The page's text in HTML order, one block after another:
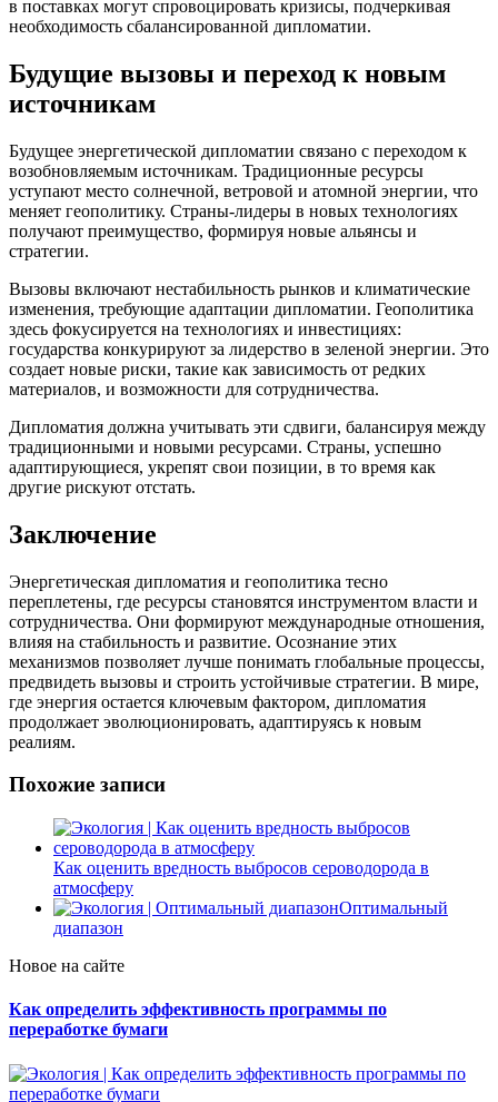
в поставках могут спровоцировать кризисы, подчеркивая
необходимость сбалансированной дипломатии.
Будущие вызовы и переход к новым
источникам
Будущее энергетической дипломатии связано с переходом к
возобновляемым источникам. Традиционные ресурсы
уступают место солнечной, ветровой и атомной энергии, что
меняет геополитику. Страны-лидеры в новых технологиях
получают преимущество, формируя новые альянсы и
стратегии.
Вызовы включают нестабильность рынков и климатические
изменения, требующие адаптации дипломатии. Геополитика
здесь фокусируется на технологиях и инвестициях:
государства конкурируют за лидерство в зеленой энергии. Это
создает новые риски, такие как зависимость от редких
материалов, и возможности для сотрудничества.
Дипломатия должна учитывать эти сдвиги, балансируя между
традиционными и новыми ресурсами. Страны, успешно
адаптирующиеся, укрепят свои позиции, в то время как
другие рискуют отстать.
Заключение
Энергетическая дипломатия и геополитика тесно
переплетены, где ресурсы становятся инструментом власти и
сотрудничества. Они формируют международные отношения,
влияя на стабильность и развитие. Осознание этих
механизмов позволяет лучше понимать глобальные процессы,
предвидеть вызовы и строить устойчивые стратегии. В мире,
где энергия остается ключевым фактором, дипломатия
продолжает эволюционировать, адаптируясь к новым
реалиям.
Похожие записи
Как оценить вредность выбросов сероводорода в
атмосферу
Оптимальный
диапазон
Новое на сайте
Как определить эффективность программы по
переработке бумаги